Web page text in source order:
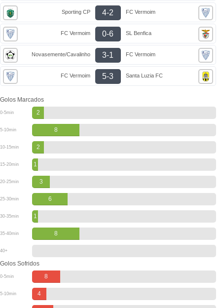
Sporting CP 4-2 FC Vermoim
FC Vermoim 0-6 SL Benfica
Novasemente/Cavalinho 3-1 FC Vermoim
FC Vermoim 5-3 Santa Luzia FC
Golos Marcados
0-5min 2
5-10min 8
10-15min 2
15-20min 1
20-25min 3
25-30min 6
30-35min 1
35-40min 8
40+
Golos Sofridos
0-5min 8
5-10min 4